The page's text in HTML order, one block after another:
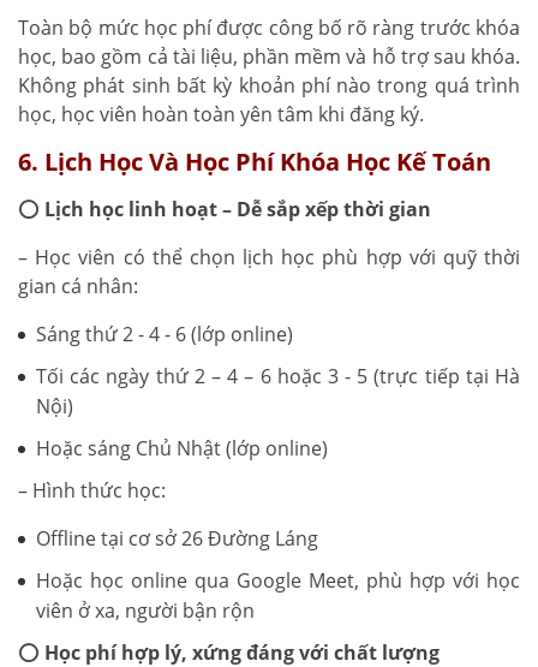
Toàn bộ mức học phí được công bố rõ ràng trước khóa
học, bao gồm cả tài liệu, phần mềm và hỗ trợ sau khóa.
Không phát sinh bất kỳ khoản phí nào trong quá trình
học, học viên hoàn toàn yên tâm khi đăng ký.
6. Lịch Học Và Học Phí Khóa Học Kế Toán
⭕ Lịch học linh hoạt – Dễ sắp xếp thời gian
– Học viên có thể chọn lịch học phù hợp với quỹ thời
gian cá nhân:
Sáng thứ 2 - 4 - 6 (lớp online)
Tối các ngày thứ 2 – 4 – 6 hoặc 3 - 5 (trực tiếp tại Hà
Nội)
Hoặc sáng Chủ Nhật (lớp online)
– Hình thức học:
Offline tại cơ sở 26 Đường Láng
Hoặc học online qua Google Meet, phù hợp với học
viên ở xa, người bận rộn
⭕ Học phí hợp lý, xứng đáng với chất lượng